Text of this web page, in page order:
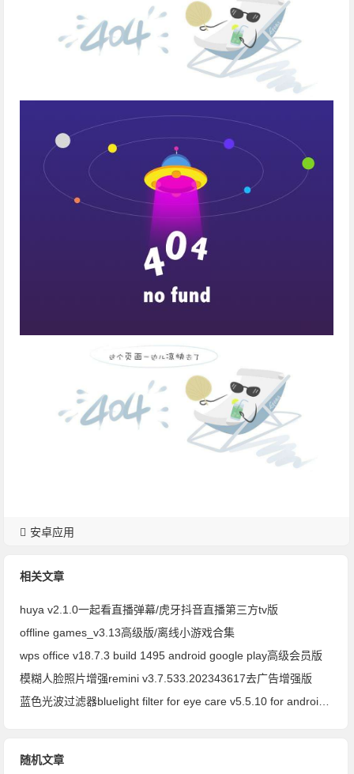
安卓应用
相关文章
huya v2.1.0一起看直播弹幕/虎牙抖音直播第三方tv版
offline games_v3.13高级版/离线小游戏合集
wps office v18.7.3 build 1495 android google play高级会员版
模糊人脸照片增强remini v3.7.533.202343617去广告增强版
随机文章